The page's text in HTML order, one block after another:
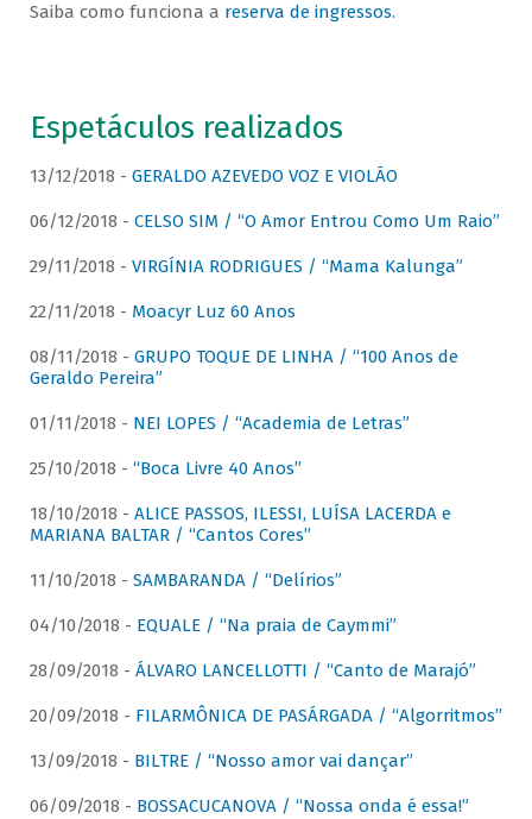
Saiba como funciona a reserva de ingressos.
Espetáculos realizados
13/12/2018 - GERALDO AZEVEDO VOZ E VIOLÃO
06/12/2018 - CELSO SIM / “O Amor Entrou Como Um Raio”
29/11/2018 - VIRGÍNIA RODRIGUES / “Mama Kalunga”
22/11/2018 - Moacyr Luz 60 Anos
08/11/2018 - GRUPO TOQUE DE LINHA / “100 Anos de
Geraldo Pereira”
01/11/2018 - NEI LOPES / “Academia de Letras”
25/10/2018 - “Boca Livre 40 Anos”
18/10/2018 - ALICE PASSOS, ILESSI, LUÍSA LACERDA e
MARIANA BALTAR / “Cantos Cores”
11/10/2018 - SAMBARANDA / “Delírios”
04/10/2018 - EQUALE / “Na praia de Caymmi”
28/09/2018 - ÁLVARO LANCELLOTTI / “Canto de Marajó”
20/09/2018 - FILARMÔNICA DE PASÁRGADA / “Algorritmos”
13/09/2018 - BILTRE / “Nosso amor vai dançar”
06/09/2018 - BOSSACUCANOVA / “Nossa onda é essa!”